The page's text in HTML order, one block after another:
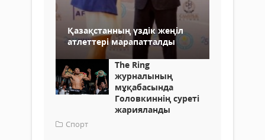
Қазақстанның үздік жеңіл
атлеттері марапатталды
The Ring
журналының
мұқабасында
Головкиннің суреті
жарияланды
Спорт